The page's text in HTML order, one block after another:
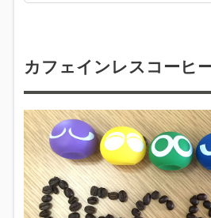
カフェインレスコーヒ